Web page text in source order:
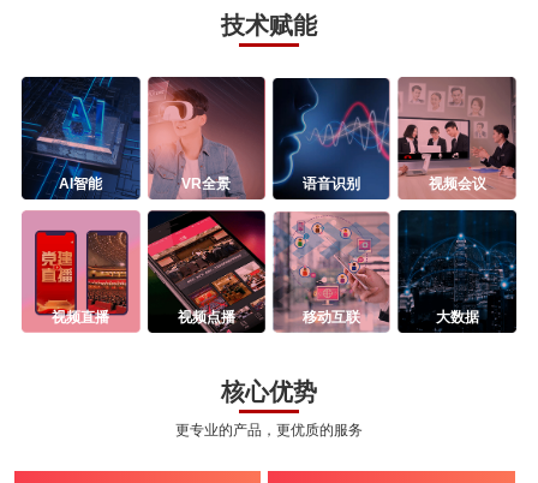
技术赋能
AI智能 VR全景 语音识别 视频会议
视频直播 视频点播 移动互联 大数据
核心优势
更专业的产品，更优质的服务